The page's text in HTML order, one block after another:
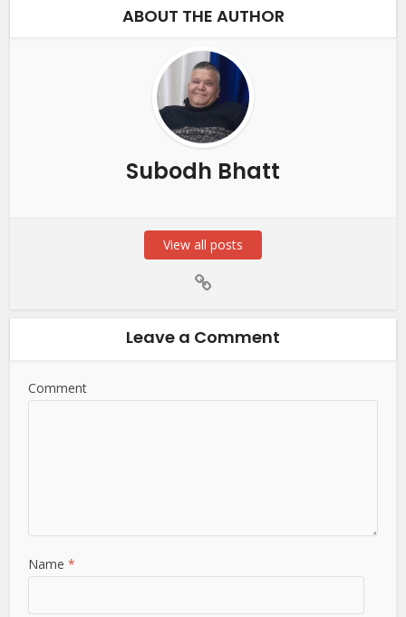
ABOUT THE AUTHOR
Subodh Bhatt
View all posts
Leave a Comment
Comment
Name*